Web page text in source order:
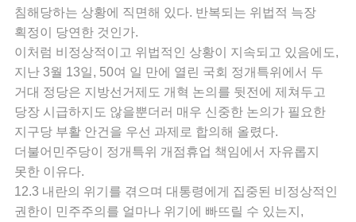
침해당하는 상황에 직면해 있다. 반복되는 위법적 늑장
획정이 당연한 것인가.
이처럼 비정상적이고 위법적인 상황이 지속되고 있음에도,
지난 3월 13일, 50여 일 만에 열린 국회 정개특위에서 두
거대 정당은 지방선거제도 개혁 논의를 뒷전에 제쳐두고
당장 시급하지도 않을뿐더러 매우 신중한 논의가 필요한
지구당 부활 안건을 우선 과제로 합의해 올렸다.
더불어민주당이 정개특위 개점휴업 책임에서 자유롭지
못한 이유다.
12.3 내란의 위기를 겪으며 대통령에게 집중된 비정상적인
권한이 민주주의를 얼마나 위기에 빠뜨릴 수 있는지,